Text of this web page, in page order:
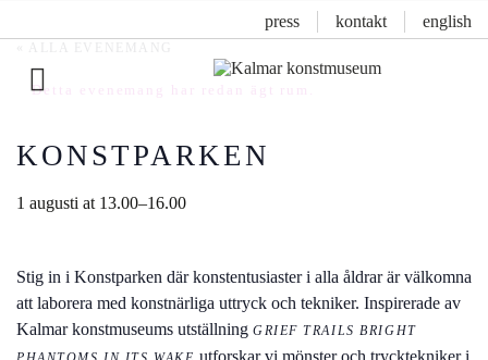
press kontakt english
« ALLA EVENEMANG
Detta evenemang har redan ägt rum.
KONSTPARKEN
1 augusti at 13.00–16.00
Stig in i Konstparken där konstentusiaster i alla åldrar är välkomna
att laborera med konstnärliga uttryck och tekniker. Inspirerade av
Kalmar konstmuseums utställning GRIEF TRAILS BRIGHT